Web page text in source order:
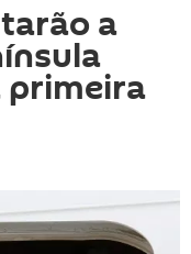
a
primeira